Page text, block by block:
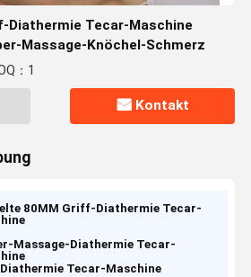
Diathermie Tecar-Maschine
Massage-Knöchel-Schmerz
：1
Kontakt
80MM Griff-Diathermie Tecar-
Massage-Diathermie Tecar-
Tecar-Maschine